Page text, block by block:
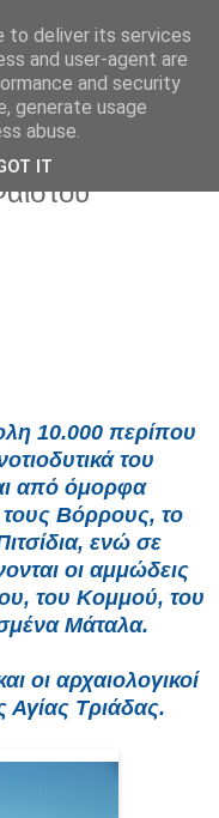
10.000 περίπου
του
από όμορφα
Βόρρους, το
ενώ σε
οι αμμώδεις
του Κομμού, του
Μάταλα.
οι αρχαιολογικοί
Αγίας Τριάδας.
to deliver its services
and user-agent are
and security
generate usage
abuse.
IT